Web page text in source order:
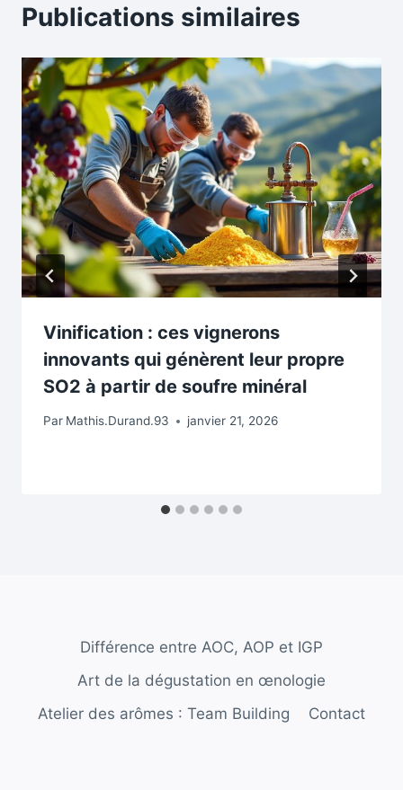
Publications similaires
Vinification : ces vignerons
innovants qui génèrent leur propre
SO2 à partir de soufre minéral
Par Mathis.Durand.93 janvier 21, 2026
Différence entre AOC, AOP et IGP
Art de la dégustation en œnologie
Atelier des arômes : Team Building
Contact